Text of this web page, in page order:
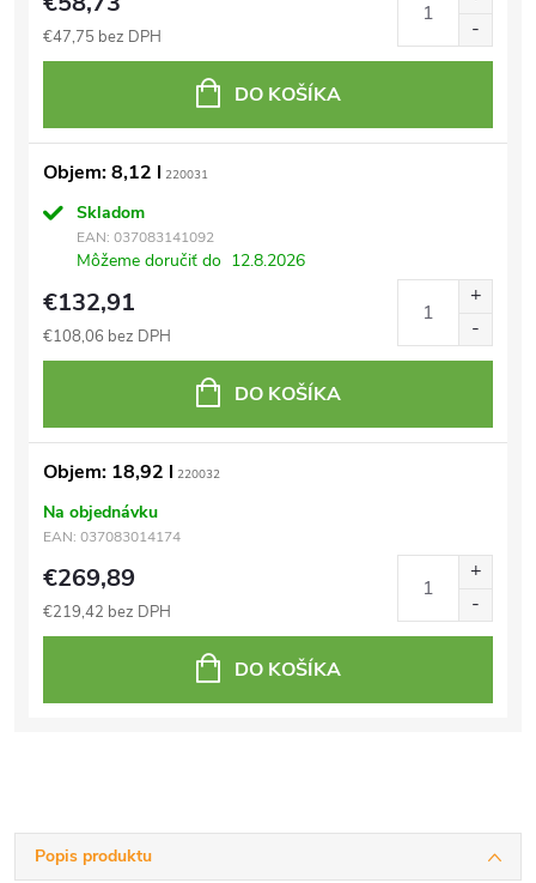
€47,75 bez DPH
DO KOŠÍKA
Objem: 8,12 l 220031
Skladom
EAN: 037083141092
Môžeme doručiť do 12.8.2026
€132,91
€108,06 bez DPH
DO KOŠÍKA
Objem: 18,92 l 220032
Na objednávku
EAN: 037083014174
€269,89
€219,42 bez DPH
DO KOŠÍKA
Popis produktu